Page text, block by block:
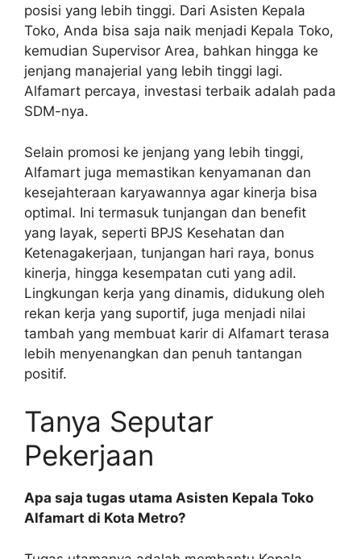
posisi yang lebih tinggi. Dari Asisten Kepala
Toko, Anda bisa saja naik menjadi Kepala Toko,
kemudian Supervisor Area, bahkan hingga ke
jenjang manajerial yang lebih tinggi lagi.
Alfamart percaya, investasi terbaik adalah pada
SDM-nya.
Selain promosi ke jenjang yang lebih tinggi,
Alfamart juga memastikan kenyamanan dan
kesejahteraan karyawannya agar kinerja bisa
optimal. Ini termasuk tunjangan dan benefit
yang layak, seperti BPJS Kesehatan dan
Ketenagakerjaan, tunjangan hari raya, bonus
kinerja, hingga kesempatan cuti yang adil.
Lingkungan kerja yang dinamis, didukung oleh
rekan kerja yang suportif, juga menjadi nilai
tambah yang membuat karir di Alfamart terasa
lebih menyenangkan dan penuh tantangan
positif.
Tanya Seputar
Pekerjaan
Apa saja tugas utama Asisten Kepala Toko
Alfamart di Kota Metro?